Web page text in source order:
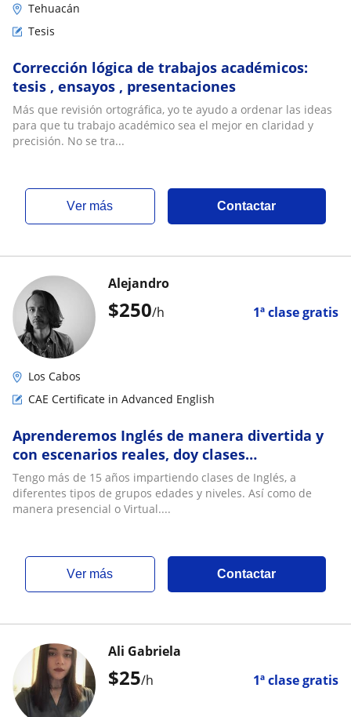
Tehuacán
Tesis
Corrección lógica de trabajos académicos:
tesis , ensayos , presentaciones
Más que revisión ortográfica, yo te ayudo a ordenar las ideas
para que tu trabajo académico sea el mejor en claridad y
precisión. No se tra...
ver más Contactar
$250/h 1ª clase gratis
Alejandro
Los Cabos
CAE Certificate in Advanced English
Aprenderemos Inglés de manera divertida y
con escenarios reales, doy clases
personalizadas y me enfoco en desarrollar las
habilidades de escritura, lectura, escucha y
habla. Tengo más de 15 años impartiendo
Tengo más de 15 años impartiendo clases de Inglés, a
diferentes tipos de grupos edades y niveles. Así como de
manera presencial o Virtual....
ver más Contactar
$25/h 1ª clase gratis
Ali Gabriela